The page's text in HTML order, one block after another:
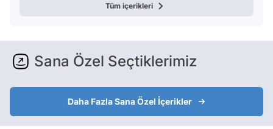
Tüm içerikleri
Sana Özel Seçtiklerimiz
Daha Fazla Sana Özel İçerikler